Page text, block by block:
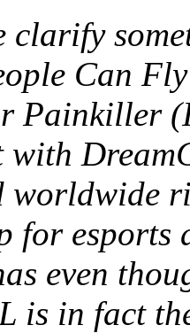
clarify
Can
Painkiller
with
worldwide
for esports
even
is in fact